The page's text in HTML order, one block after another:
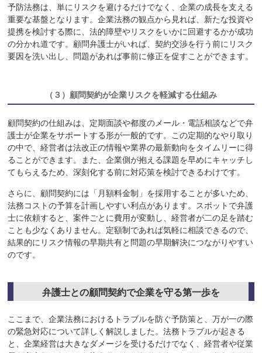
予防法務は、単にリスクを避けるだけでなく、企業の成長を支える
重要な基盤となります。企業法務の観点から見れば、新たな投資や
提携を検討する際に、法的障壁やリスクをいかに回避するかが成功
の分かれ道です。顧問弁護士がいれば、契約交渉を行う前にリスク
要因を洗い出し、問題があれば事前に修正を促すことができます。
（３） 顧問契約が企業リスクを軽減する仕組み
顧問契約の仕組みは、定期面談や都度のメール・電話相談などで弁
護士が企業をサポートする形が一般的です。この定期的なやり取り
の中で、経営者は法改正の情報や業界の最新動向をタイムリーに得
ることができます。また、企業側が抱える課題を早めにキャッチし
てもらえるため、深刻化する前に対応策を検討できるわけです。
さらに、顧問契約には「月額料金制」を採用することが多いため、
法務コストの予算を計画しやすい利点があります。スポットで弁護
士に依頼すると、案件ごとに費用が変動し、経営者が二の足を踏む
ことも少なくありません。定額制であれば気軽に相談できるので、
結果的にリスク情報の早期共有と問題の早期解決につながりやすい
のです。
弁護士との顧問契約で企業を守る第一歩を
ここまで、企業法務におけるトラブルを防ぐ予防策と、万が一の際
の緊急対応について詳しく解説しました。法務トラブルが起きる
と、企業経営は大きなダメージを受けるだけでなく、経営者や従業